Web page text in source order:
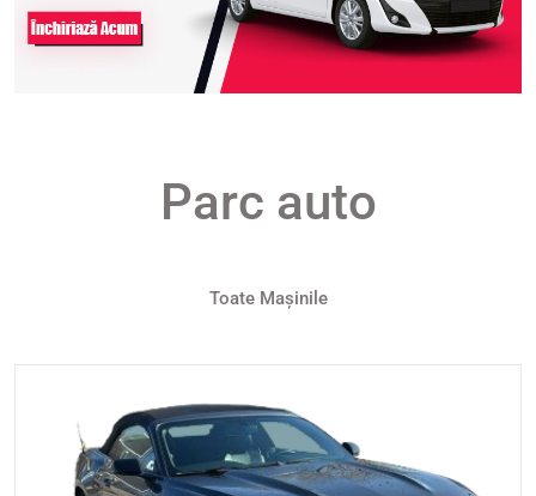
Parc auto
Toate Mașinile